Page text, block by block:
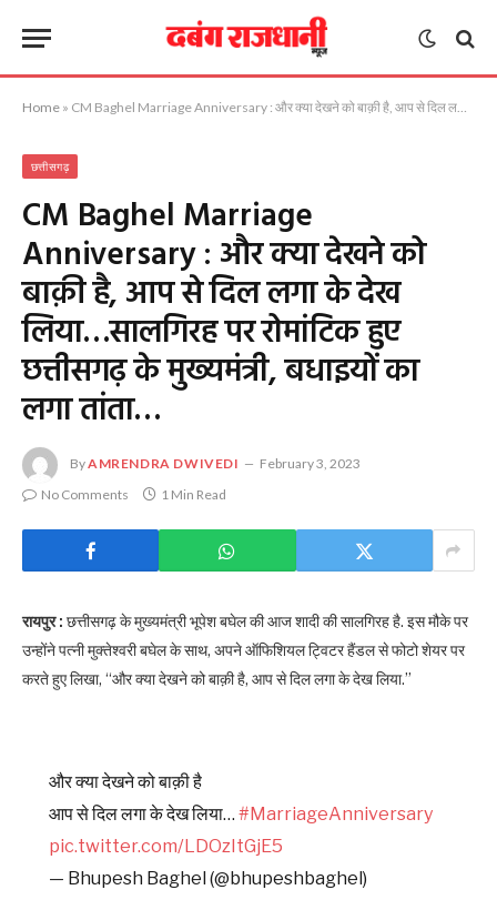
Home » CM Baghel Marriage Anniversary : और क्या देखने को बाक़ी है, आप से दिल लगा के देख लिया…सालगिरह पर रोमांटिक हुए छत्तीसगढ़ के मुख्यमंत्री, बधाइयों का लगा तांता…
छत्तीसगढ़
CM Baghel Marriage
Anniversary : और क्या देखने को
बाक़ी है, आप से दिल लगा के देख
लिया…सालगिरह पर रोमांटिक हुए
छत्तीसगढ़ के मुख्यमंत्री, बधाइयों का
लगा तांता…
ByAMRENDRA DWIVEDI
February 3, 2023
No Comments
1 Min Read
रायपुर : छत्तीसगढ़ के मुख्यमंत्री भूपेश बघेल की आज शादी की सालगिरह है. इस मौके पर
उन्होंने पत्नी मुक्तेश्वरी बघेल के साथ, अपने ऑफिशियल ट्विटर हैंडल से फोटो शेयर पर
करते हुए लिखा, “और क्या देखने को बाक़ी है, आप से दिल लगा के देख लिया.”
आप से दिल लगा के देख लिया…
pic.twitter.com/LDOzItGjE5
— Bhupesh Baghel (@bhupeshbaghel)
February 3, 2023